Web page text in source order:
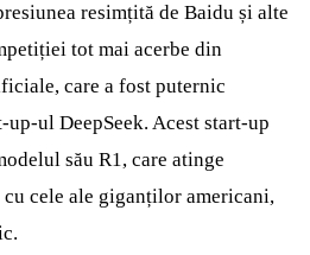
resimțită de Baidu și alte
tot mai acerbe din
care a fost puternic
ul DeepSeek. Acest start-up
său R1, care atinge
cele ale giganților americani,